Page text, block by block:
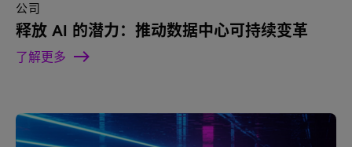
公司
释放 AI 的潜力：推动数据中心可持续变革
了解更多